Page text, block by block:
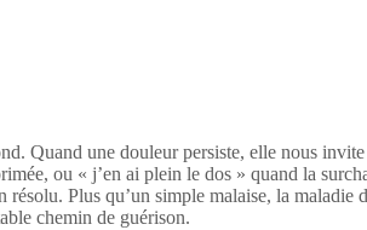
Quand une douleur persiste, elle nous
ou « j’en ai plein le dos » quand la
Plus qu’un simple malaise, la maladie
chemin de guérison.